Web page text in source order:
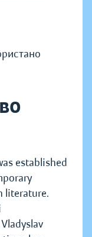
established
literature.